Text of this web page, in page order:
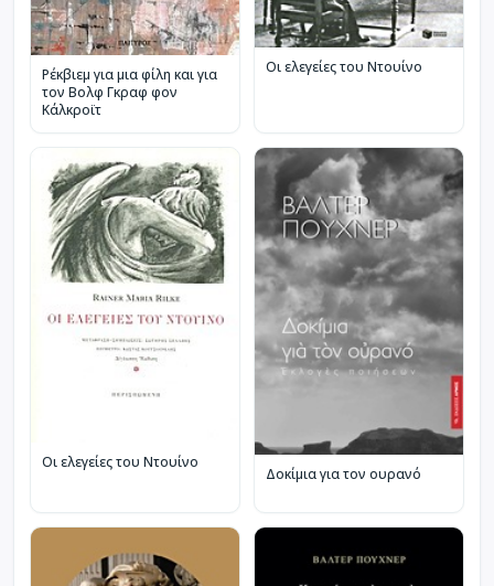
Ρέκβιεμ για μια φίλη και για
τον Βολφ Γκραφ φον
Κάλκροϊτ
Οι ελεγείες του Ντουίνο
Οι ελεγείες του Ντουίνο
Δοκίμια για τον ουρανό